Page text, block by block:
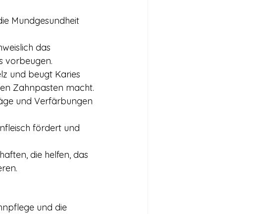
Mundgesundheit
das
vorbeugen.
und beugt Karies
Zahnpasten macht.
und Verfärbungen
fördert und
die helfen, das
und die